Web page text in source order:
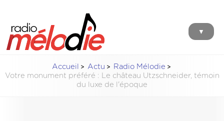
▼
Accueil Actu
Radio Mélodie
Votre monument préféré : Le château Utzschneider, témoin
du luxe de l'époque